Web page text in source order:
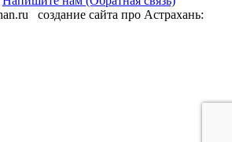
создание сайта про Астрахань: